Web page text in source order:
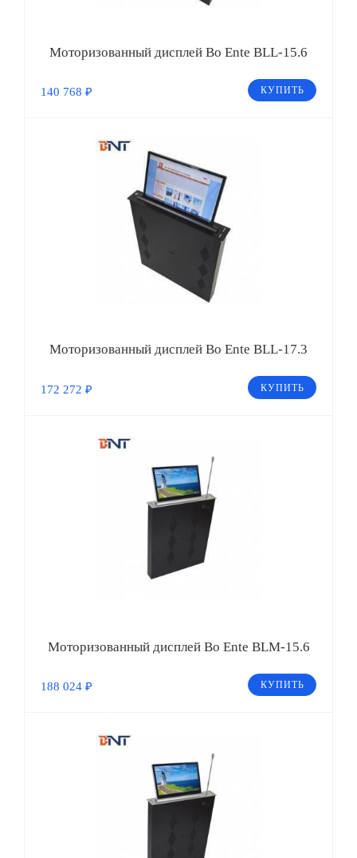
Моторизованный дисплей Bo Ente BLL-15.6
140 768 ₽ КУПИТЬ
Моторизованный дисплей Bo Ente BLL-17.3
172 272 ₽ КУПИТЬ
Моторизованный дисплей Bo Ente BLM-15.6
188 024 ₽ КУПИТЬ